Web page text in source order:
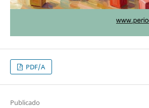
PDF/A
Publicado